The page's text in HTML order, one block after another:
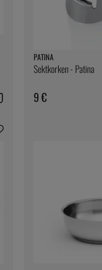
PATINA
Sektkorken - Patina
9 €